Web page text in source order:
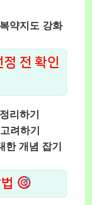
약지도 강화
전 확인
리하기
려하기
한 개념 잡기